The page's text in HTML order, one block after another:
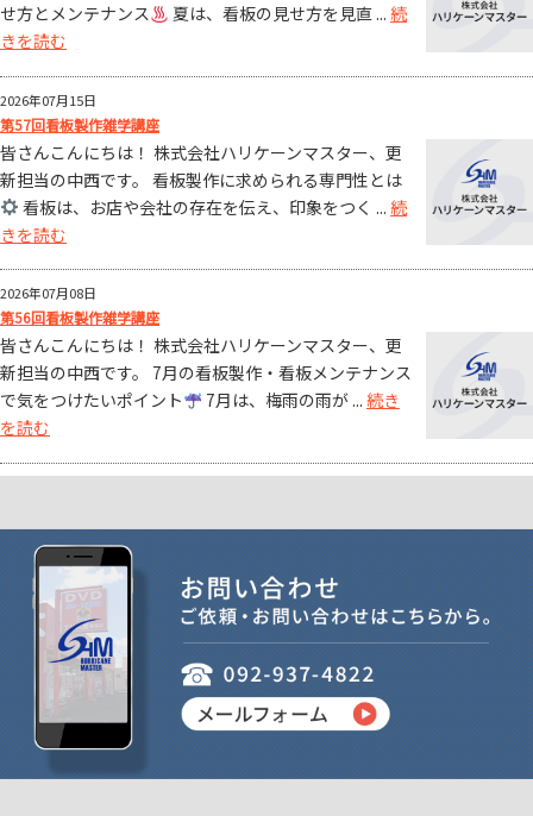
せ方とメンテナンス
夏は、看板の見せ方を見直 ... 続
きを読む
2026年07月15日
第57回看板製作雑学講座
皆さんこんにちは！ 株式会社ハリケーンマスター、更
新担当の中西です。 看板製作に求められる専門性とは
看板は、お店や会社の存在を伝え、印象をつく ... 続
きを読む
2026年07月08日
第56回看板製作雑学講座
皆さんこんにちは！ 株式会社ハリケーンマスター、更
新担当の中西です。 7月の看板製作・看板メンテナンス
で気をつけたいポイント
7月は、梅雨の雨が ... 続き
を読む